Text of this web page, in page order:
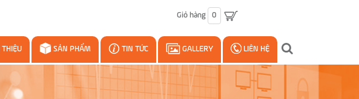
Giỏ hàng 0
THIỆU SẢN PHẨM TIN TỨC GALLERY LIÊN HỆ